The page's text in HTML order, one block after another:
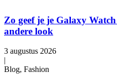
Zo geef je je Galaxy
andere look
3 augustus 2026
|
Blog, Fashion